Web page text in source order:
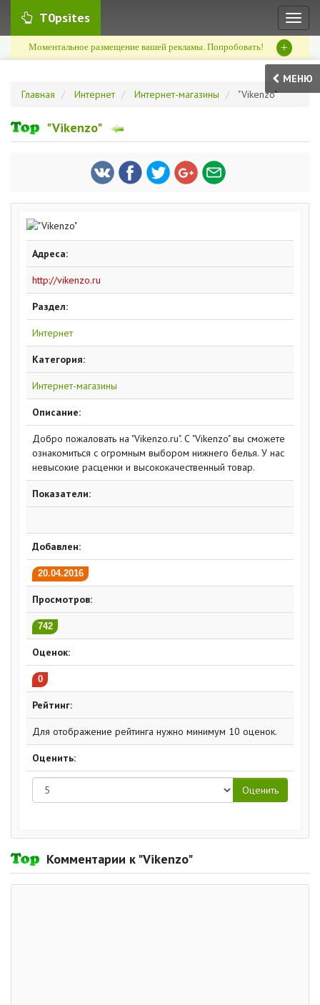
T0psites
Моментальное размещение вашей рекламы. Попробовать! +
МЕНЮ
Главная
Интернет Интернет-магазины "Vikenzo"
"Vikenzo"
Адреса:
http://vikenzo.ru
Раздел:
Интернет
Категория:
Интернет-магазины
Описание:
Добро пожаловать на "Vikenzo.ru". С "Vikenzo" вы сможете
ознакомиться с огромным выбором нижнего белья. У нас
невысокие расценки и высококачественный товар.
Показатели:
Добавлен:
20.04.2016
Просмотров:
742
Оценок:
0
Рейтинг:
Для отображение рейтинга нужно минимум 10 оценок.
Оценить:
Комментарии к "Vikenzo"